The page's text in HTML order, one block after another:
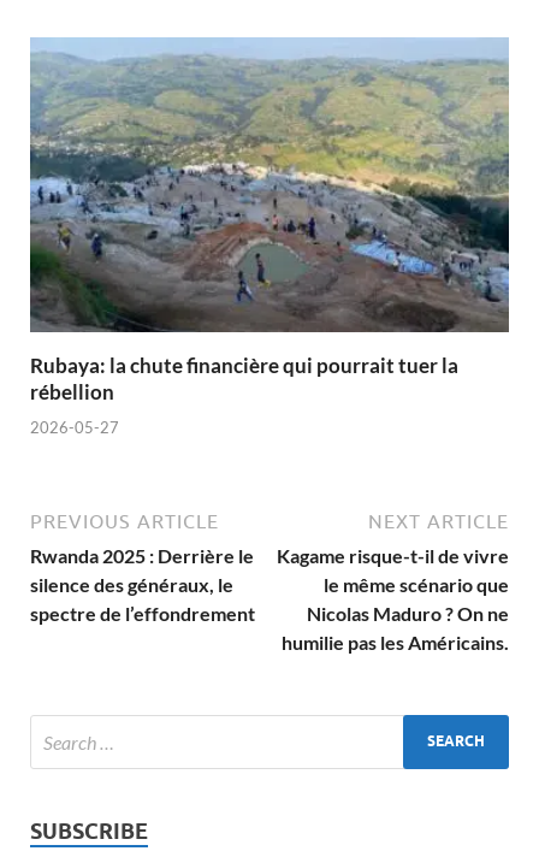
Rubaya: la chute financière qui pourrait tuer la
rébellion
2026-05-27
PREVIOUS ARTICLE
Rwanda 2025 : Derrière le
silence des généraux, le
spectre de l’effondrement
NEXT ARTICLE
Kagame risque-t-il de vivre
le même scénario que
Nicolas Maduro ? On ne
humilie pas les Américains.
SUBSCRIBE